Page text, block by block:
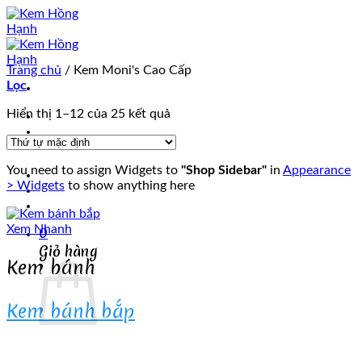
Chuyển
đến
nội
dung
Trang chủ
Giới thiệu
Sản phẩm
Tin tức
Tuyển dụng
Liên hệ
0
Giỏ hàng
Trang chủ / Kem Moni's Cao Cấp
Lọc
Hiển thị 1–12 của 25 kết quả
You need to assign Widgets to "Shop Sidebar" in Appearance
> Widgets to show anything here
Xem Nhanh
Kem bánh
Kem bánh bắp